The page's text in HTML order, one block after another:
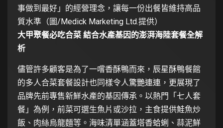
事做到最好」的經營理念，讓每一份出餐皆維持高品
質水準（圖/Medick Marketing Ltd.提供）
大甲聚餐必吃合菜 結合水產基因的澎湃海陸套餐全解
析
儘管許多顧客是為了一嚐香酥鴨而來，辰星酥鴨餐館
的多人合菜套餐設計也同樣令人驚艷連連，更展現了
品牌先前專售新鮮水產的基因傳承。以熱門「七人套
餐」為例，前菜可選生魚片或沙拉，主食提供鮭魚炒
飯、肉絲烏龍麵等。海味清單涵蓋塔香蛤蜊、蒜泥鮮